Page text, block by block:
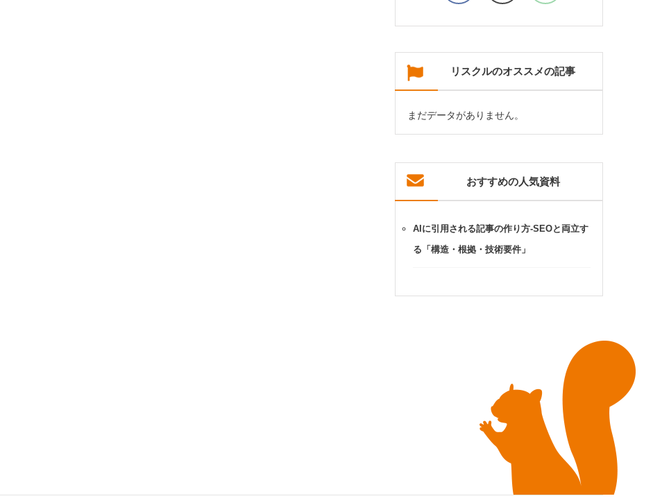
リスクルのオススメの記事
まだデータがありません。
おすすめの人気資料
AIに引用される記事の作り方-SEOと両立す
る「構造・根拠・技術要件」